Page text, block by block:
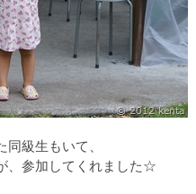
級生もいて、
、参加してくれました☆